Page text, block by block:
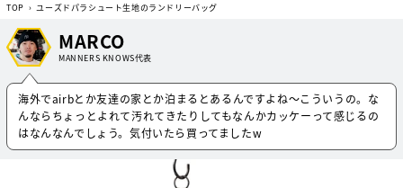
TOP › ユーズドパラシュート生地のランドリーバッグ
MARCO
MANNERS KNOWS代表
海外でairbとか友達の家とか泊まるとあるんですよね〜こういうの。な
んならちょっとよれて汚れてきたりしてもなんかカッケーって感じるの
はなんなんでしょう。気付いたら買ってましたw